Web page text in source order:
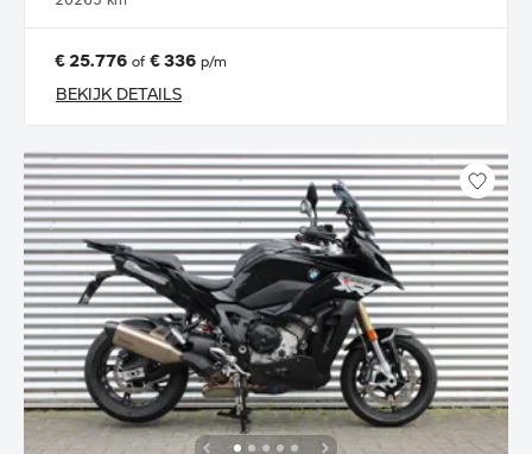
€ 25.776 of € 336 p/m
BEKIJK DETAILS